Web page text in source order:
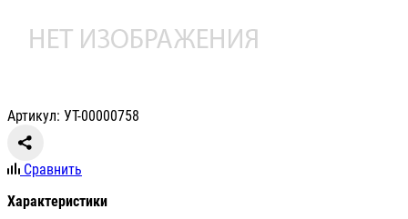
Артикул: УТ-00000758
Сравнить
Характеристики